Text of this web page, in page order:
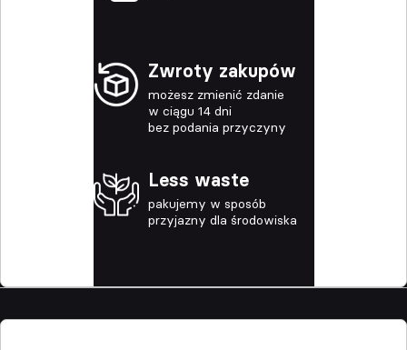
Zwroty zakupów
możesz zmienić zdanie
w ciągu 14 dni
bez podania przyczyny
Less waste
pakujemy w sposób
przyjazny dla środowiska